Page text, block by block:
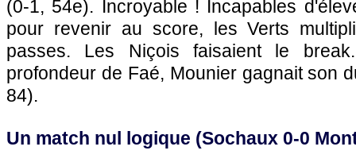
(0-1, 54e). Incroyable ! Incapables
pour revenir au score, les Verts
passes. Les Niçois faisaient le
profondeur de Faé, Mounier gagnait son
84).
Un match nul logique (Sochaux 0-0